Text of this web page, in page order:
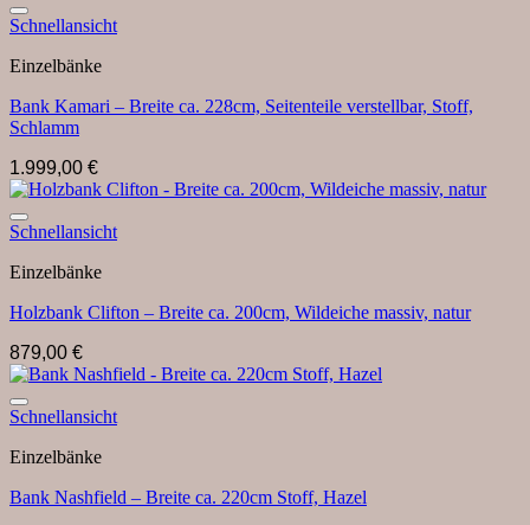
Schnellansicht
Einzelbänke
Bank Kamari – Breite ca. 228cm, Seitenteile verstellbar, Stoff,
Schlamm
1.999,00 €
Schnellansicht
Einzelbänke
Holzbank Clifton – Breite ca. 200cm, Wildeiche massiv, natur
879,00 €
Schnellansicht
Einzelbänke
Bank Nashfield – Breite ca. 220cm Stoff, Hazel